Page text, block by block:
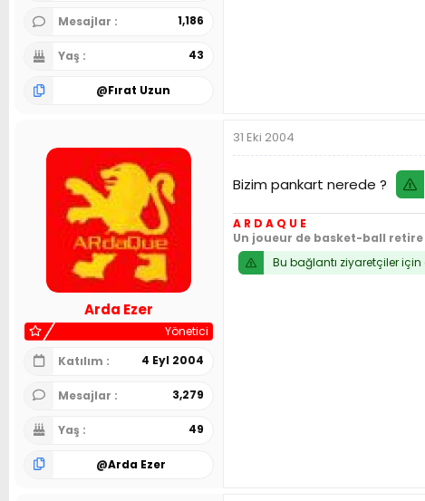
Mesajlar 1,186
Yaş 43
@Fırat Uzun
Arda Ezer
Yönetici
Katılım
4 Eyl 2004
Mesajlar 3,279
Yaş 49
@Arda Ezer
31 Eki 2004
Bizim pankart nerede ?
A R D A Q U E
Un joueur de basket-ball
Bu bağlantı ziyaretçiler